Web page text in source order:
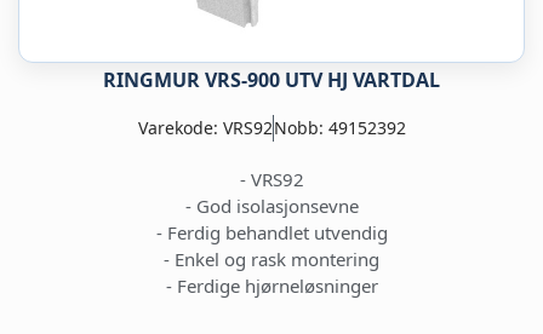
RINGMUR VRS-900 UTV HJ VARTDAL
Varekode: VRS92Nobb: 49152392
- VRS92
- God isolasjonsevne
- Ferdig behandlet utvendig
- Enkel og rask montering
- Ferdige hjørneløsninger